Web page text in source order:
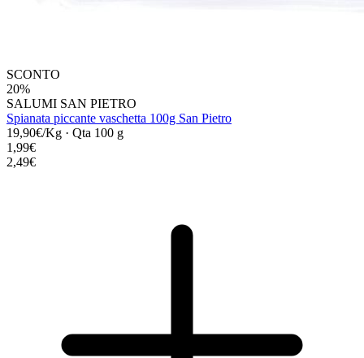
SCONTO
20%
SALUMI SAN PIETRO
Spianata piccante vaschetta 100g San Pietro
19,90€/Kg · Qta 100 g
1,99€
2,49€